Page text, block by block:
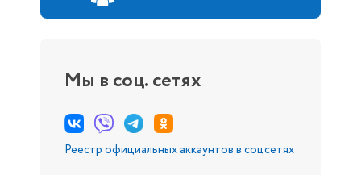
Мы в соц. сетях
Реестр официальных аккаунтов в соцсетях